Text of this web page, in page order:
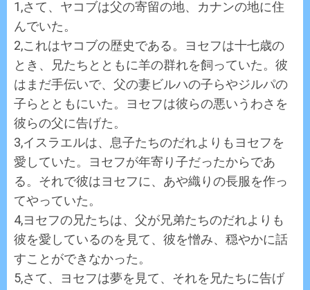
1,さて、ヤコブは父の寄留の地、カナンの地に住
んでいた。
2,これはヤコブの歴史である。ヨセフは十七歳の
とき、兄たちとともに羊の群れを飼っていた。彼
はまだ手伝いで、父の妻ビルハの子らやジルパの
子らとともにいた。ヨセフは彼らの悪いうわさを
彼らの父に告げた。
3,イスラエルは、息子たちのだれよりもヨセフを
愛していた。ヨセフが年寄り子だったからであ
る。それで彼はヨセフに、あや織りの長服を作っ
てやっていた。
4,ヨセフの兄たちは、父が兄弟たちのだれよりも
彼を愛しているのを見て、彼を憎み、穏やかに話
すことができなかった。
5,さて、ヨセフは夢を見て、それを兄たちに告げ